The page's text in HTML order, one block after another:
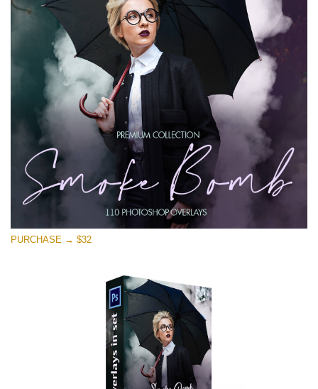
(1783 Overlays)
Large 6000*4000px
Ücretsiz indirin
PURCHASE → $32